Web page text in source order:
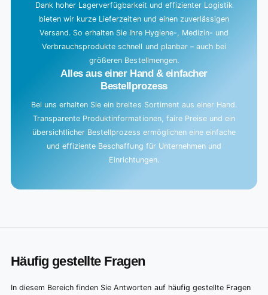
Dank hoher Lagerverfügbarkeit und effizienter Logistik
bieten wir kurze Lieferzeiten und einen zuverlässigen
Versand. So erhalten Sie Ihre Hygiene-, Medizin- und
Verbrauchsprodukte schnell und planbar – auch bei
größeren Bestellmengen.
Alles aus einer Hand & einfacher
Bestellprozess
Bei uns erhalten Sie ein breites Sortiment aus einer Hand.
Transparente Produktinformationen, faire Preise und ein
übersichtlicher Bestellprozess ermöglichen eine einfache
und effiziente Beschaffung für Unternehmen und
Einrichtungen.
Häufig gestellte Fragen
In diesem Bereich finden Sie Antworten auf häufig gestellte Fragen